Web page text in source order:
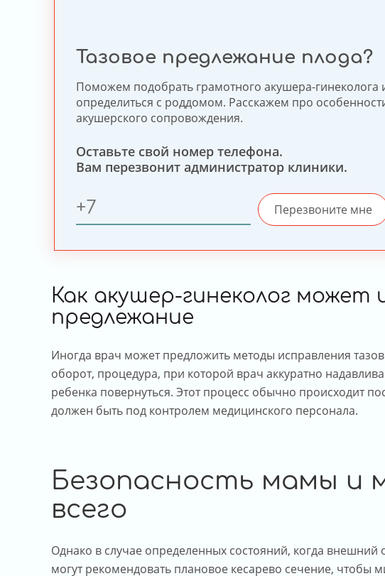
Тазовое предлежание плода?
Поможем подобрать грамотного акушера-гинеколога
определиться с роддомом. Расскажем про
акушерского сопровождения.
Оставьте свой номер телефона.
Вам перезвонит администратор клиники.
Перезвоните мне
Как акушер-гинеколог может
предлежание
Иногда врач может предложить методы исправления
оборот, процедура, при которой врач аккуратно
ребенка повернуться. Этот процесс обычно происходит
должен быть под контролем медицинского персонала.
Безопасность мамы и
всего
Однако в случае определенных состояний, когда
могут рекомендовать плановое кесарево сечение,